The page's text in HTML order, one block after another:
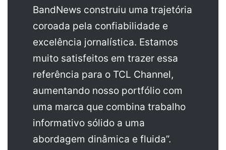
BandNews construiu uma trajetória
coroada pela confiabilidade e
excelência jornalística. Estamos
muito satisfeitos em trazer essa
referência para o TCL Channel,
aumentando nosso portfólio com
uma marca que combina trabalho
informativo sólido a uma
abordagem dinâmica e fluida”.